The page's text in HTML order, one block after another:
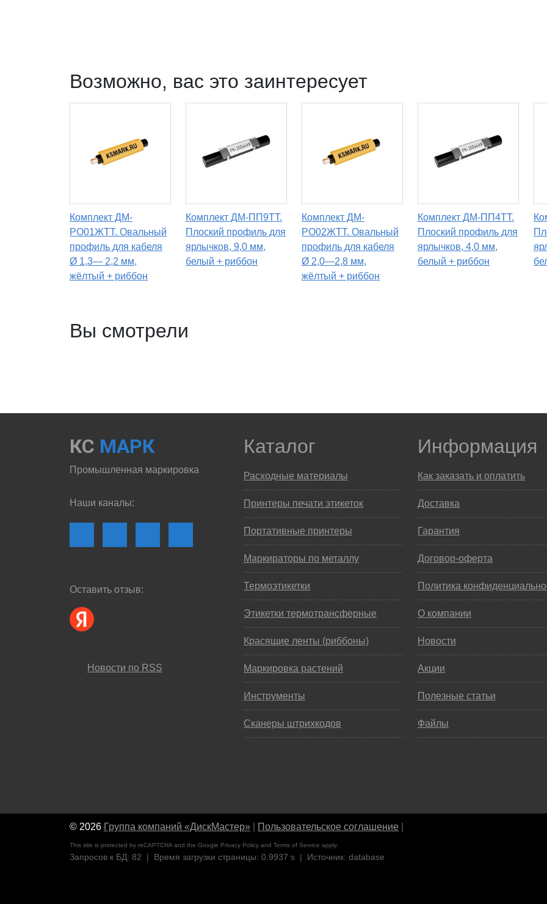
Возможно, вас это заинтересует
Комплект ДМ-
РО01ЖТТ. Овальный
профиль для кабеля
Ø 1,3— 2,2 мм,
жёлтый + риббон
Комплект ДМ-ПП9TT.
Плоский профиль для
ярлычков, 9,0 мм,
белый + риббон
Комплект ДМ-
РО02ЖТТ. Овальный
профиль для кабеля
Ø 2,0—2,8 мм,
жёлтый + риббон
Комплект ДМ-ПП4TT.
Плоский профиль для
ярлычков, 4,0 мм,
белый + риббон
Вы смотрели
КС МАРК
Промышленная маркировка
Наши каналы:
Оставить отзыв:
Новости по RSS
Каталог
Расходные материалы
Принтеры печати этикеток
Портативные принтеры
Маркираторы по металлу
Термоэтикетки
Этикетки термотрансферные
Красящие ленты (риббоны)
Маркировка растений
Инструменты
Сканеры штрихкодов
Информация
Как заказать и оплатить
Доставка
Гарантия
Договор-оферта
Политика
О компании
Новости
Акции
Полезные статьи
Файлы
© 2026 Группа компаний «ДискМастер» Пользовательское соглашение
This site is protected by reCAPTCHA and the Google Privacy Policy and Terms of Service apply.
Запросов к БД: 82 | Время загрузки страницы: 0.9937 s | Источник: database